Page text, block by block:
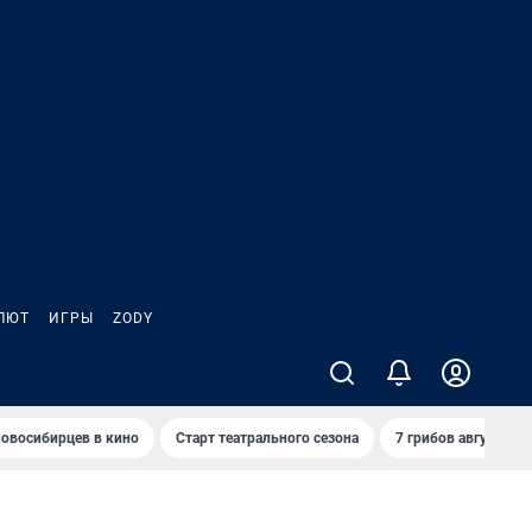
ИГРЫ ZODY
в кино Старт театрального сезона 7 грибов августа